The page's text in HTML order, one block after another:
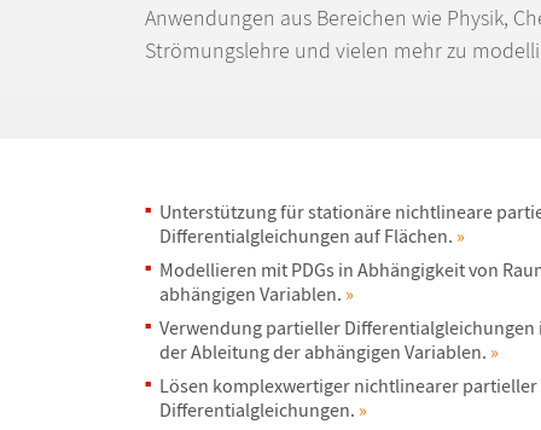
Anwendungen aus Bereichen wie Physik,
Strömungslehre und vielen mehr zu
Unterstützung für stationäre nichtlineare
Differentialgleichungen auf Flächen. »
Modellieren mit PDGs in Abhängigkeit von
abhängigen Variablen. »
Verwendung partieller Differentialgleichungen
der Ableitung der abhängigen Variablen. »
Lösen komplexwertiger nichtlinearer partieller
Differentialgleichungen. »